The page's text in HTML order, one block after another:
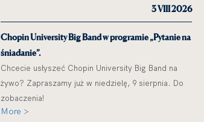
3 VIII 2026
Chopin University Big Band w programie „Pytanie na
śniadanie”.
Chcecie usłyszeć Chopin University Big Band na
żywo? Zapraszamy już w niedzielę, 9 sierpnia. Do
zobaczenia!
More >